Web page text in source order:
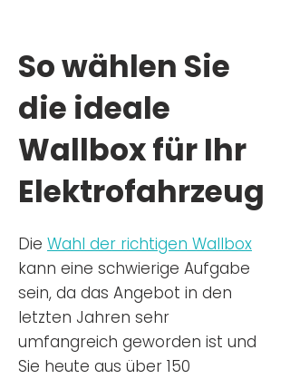
So wählen Sie
die ideale
Wallbox für Ihr
Elektrofahrzeug
Die Wahl der richtigen Wallbox
kann eine schwierige Aufgabe
sein, da das Angebot in den
letzten Jahren sehr
umfangreich geworden ist und
Sie heute aus über 150